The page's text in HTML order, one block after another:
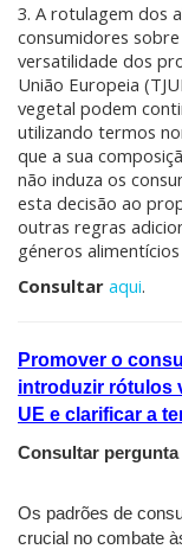
3. A rotulagem dos
consumidores
versatilidade dos
União Europeia
vegetal podem
utilizando termos
que a sua
não induza os
esta decisão ao
outras regras
géneros
Consultar aqui.
Promover o
introduzir rótulos
UE e clarificar a
Consultar
Os padrões de
crucial no combate